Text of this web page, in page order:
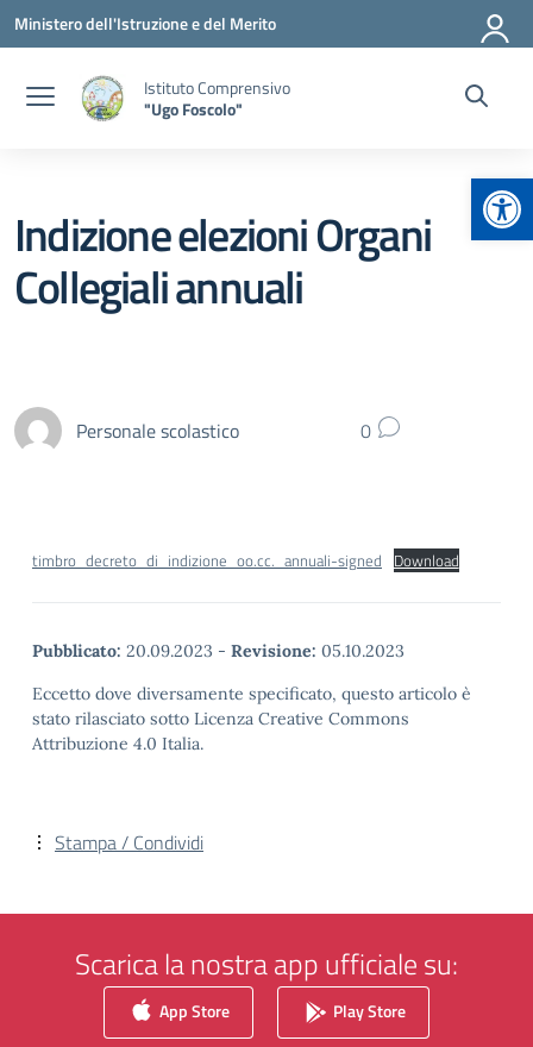
Vai ai contenuti
Vai al menu di navigazione
Vai al footer
Ministero dell'Istruzione e del Merito
Istituto Comprensivo
"Ugo Foscolo"
Indizione elezioni Organi
Collegiali annuali
Personale scolastico 0
timbro_decreto_di_indizione_oo.cc._annuali-signed Download
Pubblicato: 20.09.2023 - Revisione: 05.10.2023
Eccetto dove diversamente specificato, questo articolo è
stato rilasciato sotto Licenza Creative Commons
Attribuzione 4.0 Italia.
Stampa / Condividi
Scarica la nostra app ufficiale su:
App Store Play Store